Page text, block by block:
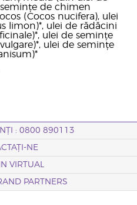
de chimen
(Cocos nucifera), ulei
limon)*, ulei de rădăcini
ulei de semințe
ulei de semințe
: 0800 890113
NE
VIRTUAL
PARTNERS